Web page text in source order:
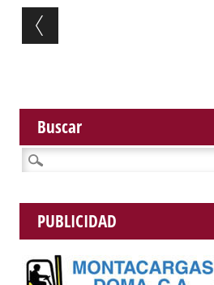
Post navigation
Buscar
Buscar:
PUBLICIDAD